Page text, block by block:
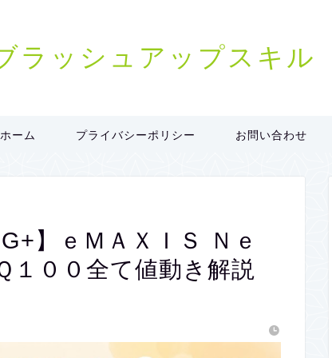
ラッシュアップスキル
ホーム プライバシーポリシー お問い合わせ
】ｅＭＡＸＩＳ Ｎｅ
１００全て値動き解説